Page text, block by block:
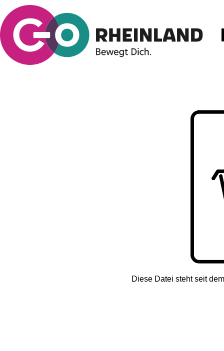
Diese Datei steht seit